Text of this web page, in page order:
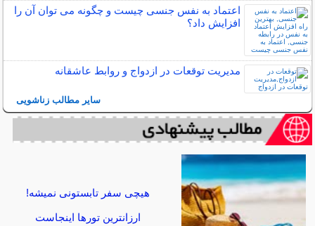
اعتماد به نفس جنسی چیست و چگونه می توان آن را
افزایش داد؟
مدیریت توقعات در ازدواج و روابط عاشقانه
سایر مطالب زناشویی
هیچی سفر تابستونی نمیشه!
ارزانترین تورها اینجاست